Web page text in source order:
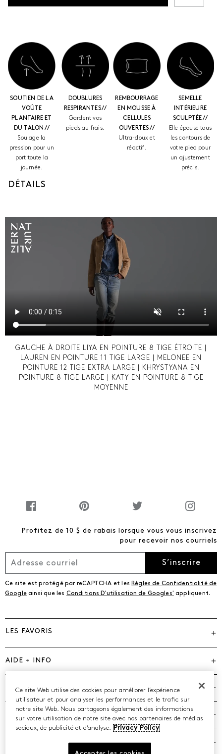
SOUTIEN DE LA
VOÛTE
PLANTAIRE ET
DU TALON //
Soulage la
pression pour un
port toute la
journée.
DOUBLURES
RESPIRANTES //
Gardent vos
pieds au frais.
REMBOURRAGE
EN MOUSSE À
CELLULES
OUVERTES //
Ultra-doux et
réactif.
SEMELLE
INTÉRIEURE
SCULPTÉE //
Elle épouse tous
les contours de
votre pied pour
un ajustement
précis.
DÉTAILS
GAUCHE À DROITE LIYA EN POINTURE 8 TIGE ÉTROITE |
LAUREN EN POINTURE 11 TIGE LARGE | MELONEE EN
POINTURE 12 TIGE EXTRA LARGE | KHRYSTYANA EN
POINTURE 8 TIGE LARGE | KATY EN POINTURE 8 TIGE
MOYENNE
Profitez de 10 $ de rabais lorsque vous vous inscrivez
pour recevoir nos courriels
S’inscrire
Ce site est protégé par reCAPTCHA et les Règles de Confidentialité de
Googleainsi que les Conditions D'utilisation de Googles' appliquent.
LES FAVORIS
AIDE + INFO
MARQUES
COMPAGNIE
Ce site Web utilise des cookies pour améliorer l’expérience
utilisateur et pour analyser les performances et le trafic sur
notre site Web. Nous partageons également des informations
sur votre utilisation de notre site avec nos partenaires de médias
sociaux, de publicité et d’analyse. Privacy Policy